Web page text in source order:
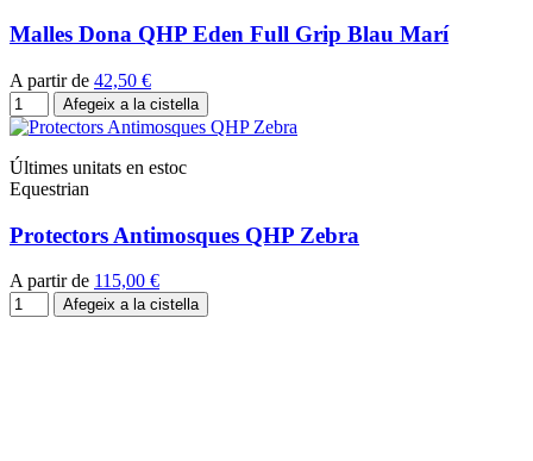
Malles Dona QHP Eden Full Grip Blau Marí
A partir de 42,50 €
Afegeix a la cistella
Últimes unitats en estoc
Equestrian
Protectors Antimosques QHP Zebra
A partir de 115,00 €
Afegeix a la cistella